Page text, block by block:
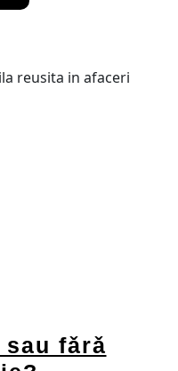
More
fǎrǎ